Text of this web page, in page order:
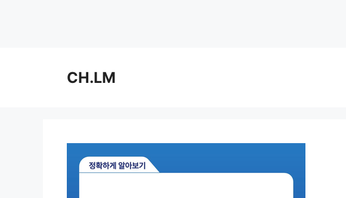
CH.LM